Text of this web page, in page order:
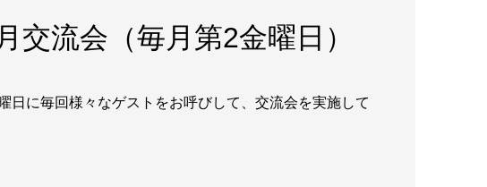
流会（毎月第2金曜日）
日に毎回様々なゲストをお呼びして、交流会を実施して